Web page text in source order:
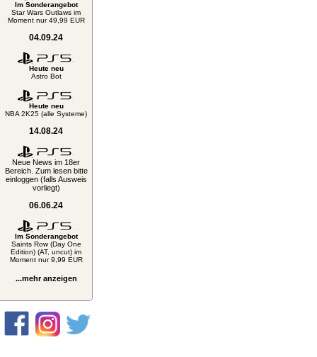
Im Sonderangebot
Star Wars Outlaws im
Moment nur 49,99 EUR
04.09.24
Heute neu
Astro Bot
Heute neu
NBA 2K25 (alle Systeme)
14.08.24
Neue News im 18er
Bereich. Zum lesen bitte
einloggen (falls Ausweis
vorliegt)
06.06.24
Im Sonderangebot
Saints Row (Day One
Edition) (AT, uncut) im
Moment nur 9,99 EUR
...mehr anzeigen